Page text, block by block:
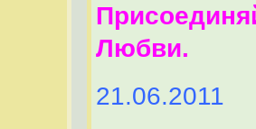
Любви.
21.06.2011